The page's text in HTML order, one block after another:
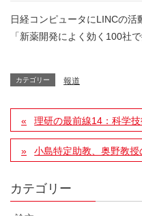
日経コンピュータにLINCの活
「新薬開発によく効く100社
カテゴリー 報道
理研の最前線14：科学
小島特定助教、奥野教授
カテゴリー